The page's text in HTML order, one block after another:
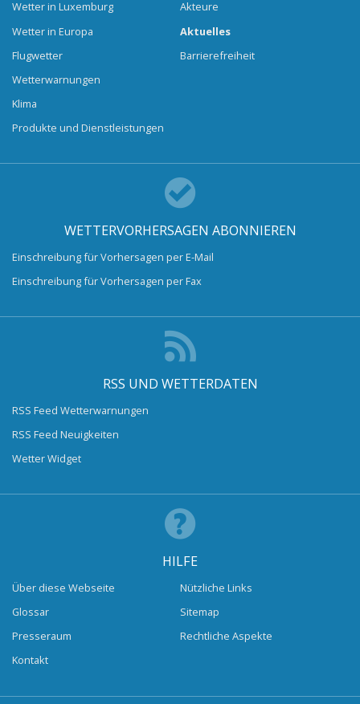
Wetter in Luxemburg
Wetter in Europa
Flugwetter
Wetterwarnungen
Klima
Produkte und Dienstleistungen
Akteure
Aktuelles
Barrierefreiheit
WETTERVORHERSAGEN ABONNIEREN
Einschreibung für Vorhersagen per E-Mail
Einschreibung für Vorhersagen per Fax
RSS UND WETTERDATEN
RSS Feed Wetterwarnungen
RSS Feed Neuigkeiten
Wetter Widget
HILFE
Über diese Webseite
Glossar
Presseraum
Kontakt
Nützliche Links
Sitemap
Rechtliche Aspekte